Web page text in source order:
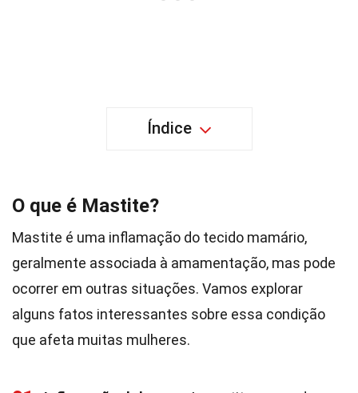
Índice
O que é Mastite?
Mastite é uma inflamação do tecido mamário,
geralmente associada à amamentação, mas pode
ocorrer em outras situações. Vamos explorar
alguns fatos interessantes sobre essa condição
que afeta muitas mulheres.